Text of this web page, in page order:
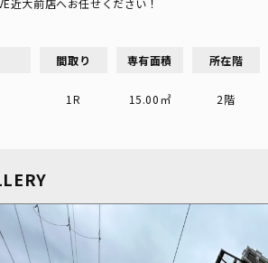
近大前店へお任せください！
間取り
1R
専有面積
15.00㎡
所在階
2階